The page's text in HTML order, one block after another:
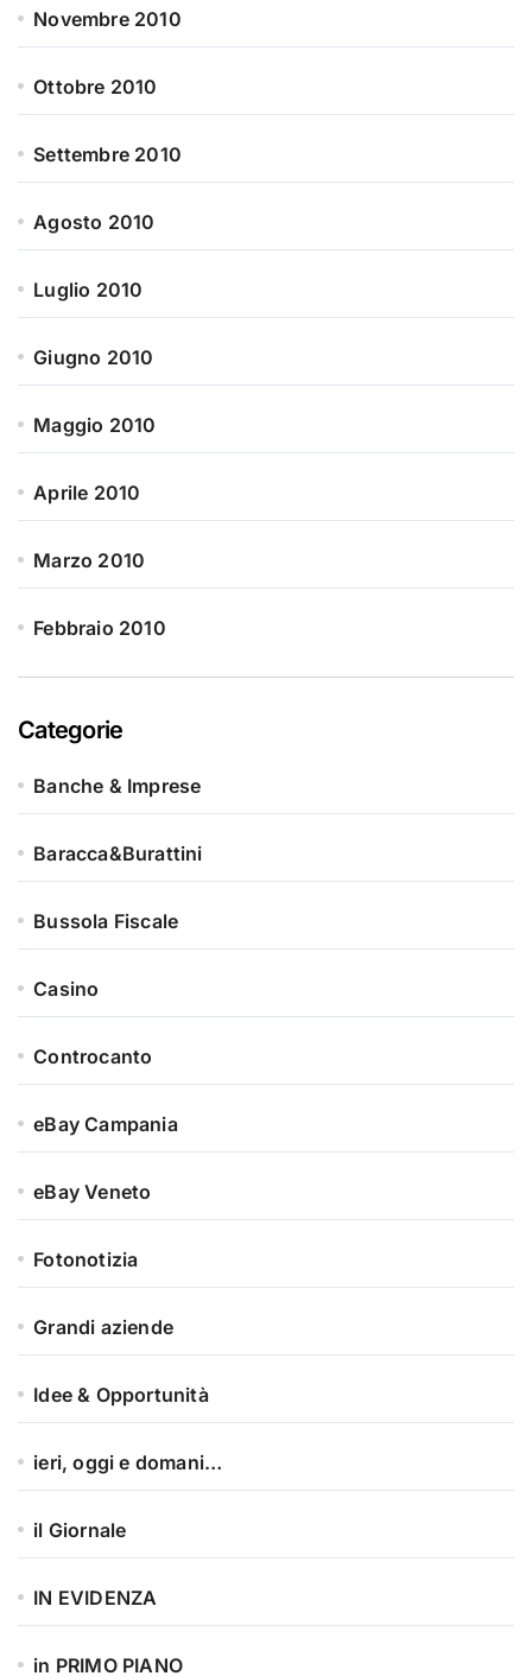
Novembre 2010
Ottobre 2010
Settembre 2010
Agosto 2010
Luglio 2010
Giugno 2010
Maggio 2010
Aprile 2010
Marzo 2010
Febbraio 2010
Categorie
Banche & Imprese
Baracca&Burattini
Bussola Fiscale
Casino
Controcanto
eBay Campania
eBay Veneto
Fotonotizia
Grandi aziende
Idee & Opportunità
ieri, oggi e domani…
il Giornale
IN EVIDENZA
in PRIMO PIANO